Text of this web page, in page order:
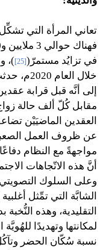
تعاني المرأة التي
في تزايُد مستمرّ([25]
)،
مقابل كُلّ ألف حالة
العقدين الماضيَيْن
عن ظروف العمل الصعبة،
مواجهةً مع النظام
أنَّ هذه الاتّجاهات
وعلى السلوك التصويتي
الشابَّة التي تمِّثل
التقليدية، وهذه
لمكانتها وتهديدًا للهُويَّة
نسبة سُكّان الحضر